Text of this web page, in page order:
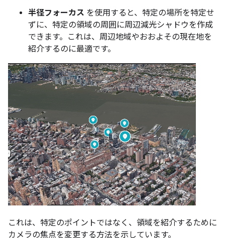
半径フォーカス を使用すると、特定の場所を特定せ
ずに、特定の領域の周囲に周辺減光シャドウを作成
できます。これは、周辺地域やおおよその現在地を
紹介するのに最適です。
これは、特定のポイントではなく、領域を紹介するために
カメラの焦点を変更する方法を示しています。